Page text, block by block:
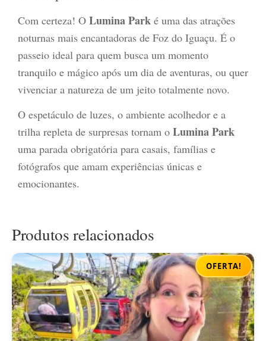
Com certeza! O Lumina Park é uma das atrações
noturnas mais encantadoras de Foz do Iguaçu. É o
passeio ideal para quem busca um momento
tranquilo e mágico após um dia de aventuras, ou quer
vivenciar a natureza de um jeito totalmente novo.
O espetáculo de luzes, o ambiente acolhedor e a
trilha repleta de surpresas tornam o Lumina Park
uma parada obrigatória para casais, famílias e
fotógrafos que amam experiências únicas e
emocionantes.
Produtos relacionados
OFERTA!